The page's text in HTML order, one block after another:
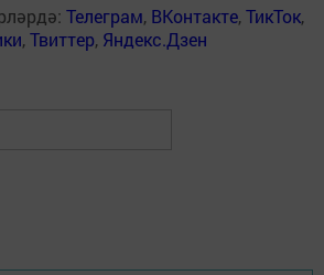
Телеграм, ВКонтакте,ТикТок,
,Твиттер, Яндекс.Дзен